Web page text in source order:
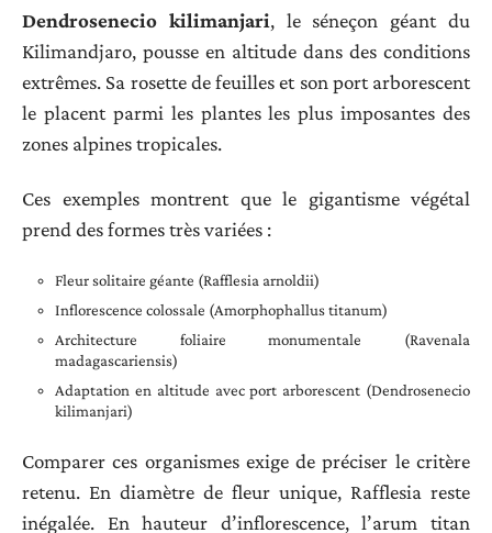
Dendrosenecio kilimanjari, le séneçon géant du
Kilimandjaro, pousse en altitude dans des conditions
extrêmes. Sa rosette de feuilles et son port arborescent
le placent parmi les plantes les plus imposantes des
zones alpines tropicales.
Ces exemples montrent que le gigantisme végétal
prend des formes très variées :
Fleur solitaire géante (Rafflesia arnoldii)
Inflorescence colossale (Amorphophallus titanum)
Architecture foliaire monumentale (Ravenala
madagascariensis)
Adaptation en altitude avec port arborescent (Dendrosenecio
kilimanjari)
Comparer ces organismes exige de préciser le critère
retenu. En diamètre de fleur unique, Rafflesia reste
inégalée. En hauteur d’inflorescence, l’arum titan